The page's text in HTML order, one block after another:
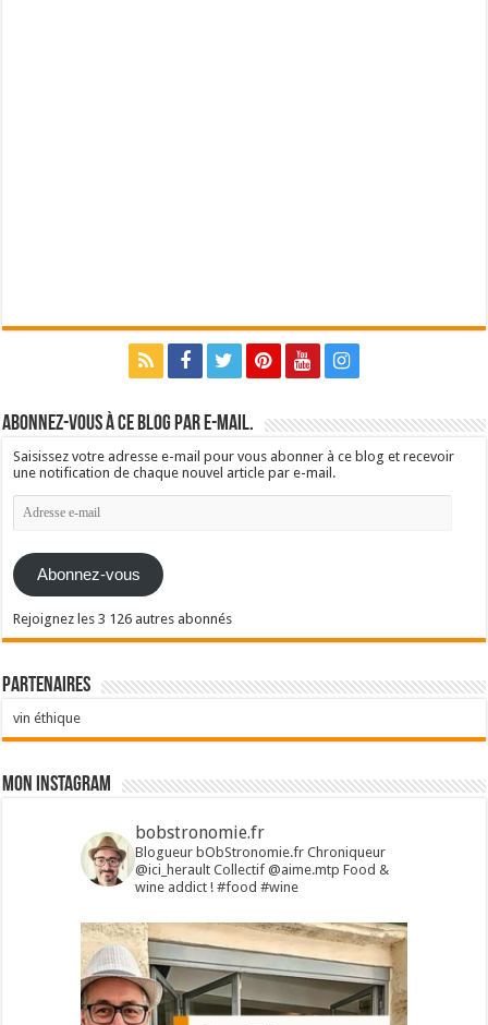
Abonnez-vous à ce blog par e-mail.
Saisissez votre adresse e-mail pour vous abonner à ce blog et recevoir
une notification de chaque nouvel article par e-mail.
Adresse
e-
Abonnez-vous
Rejoignez les 3 126 autres abonnés
Partenaires
vin éthique
Mon Instagram
bobstronomie.fr
Blogueur bObStronomie.fr Chroniqueur
@ici_heraultCollectif @aime.mtp Food &
wine addict !#food #wine